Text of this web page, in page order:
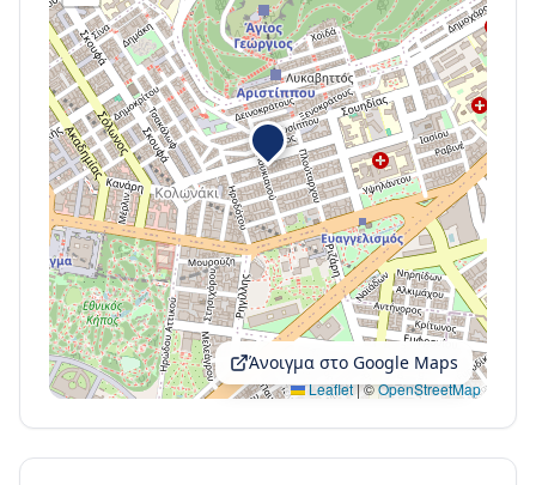
Leaflet|©OpenStreetMap
Άνοιγμα στο Google Maps